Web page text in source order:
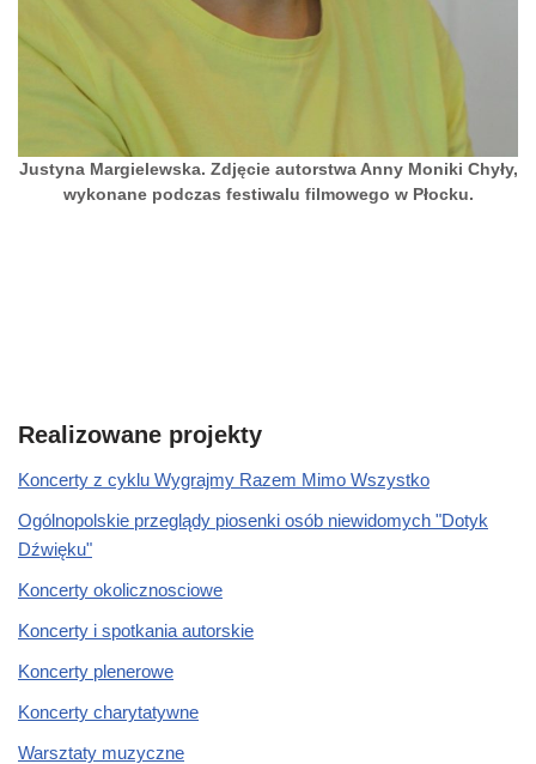
Justyna Margielewska. Zdjęcie autorstwa Anny Moniki Chyły,
wykonane podczas festiwalu filmowego w Płocku.
Realizowane projekty
Koncerty z cyklu Wygrajmy Razem Mimo Wszystko
Ogólnopolskie przeglądy piosenki osób niewidomych "Dotyk
Dźwięku"
Koncerty okolicznosciowe
Koncerty i spotkania autorskie
Koncerty plenerowe
Koncerty charytatywne
Warsztaty muzyczne